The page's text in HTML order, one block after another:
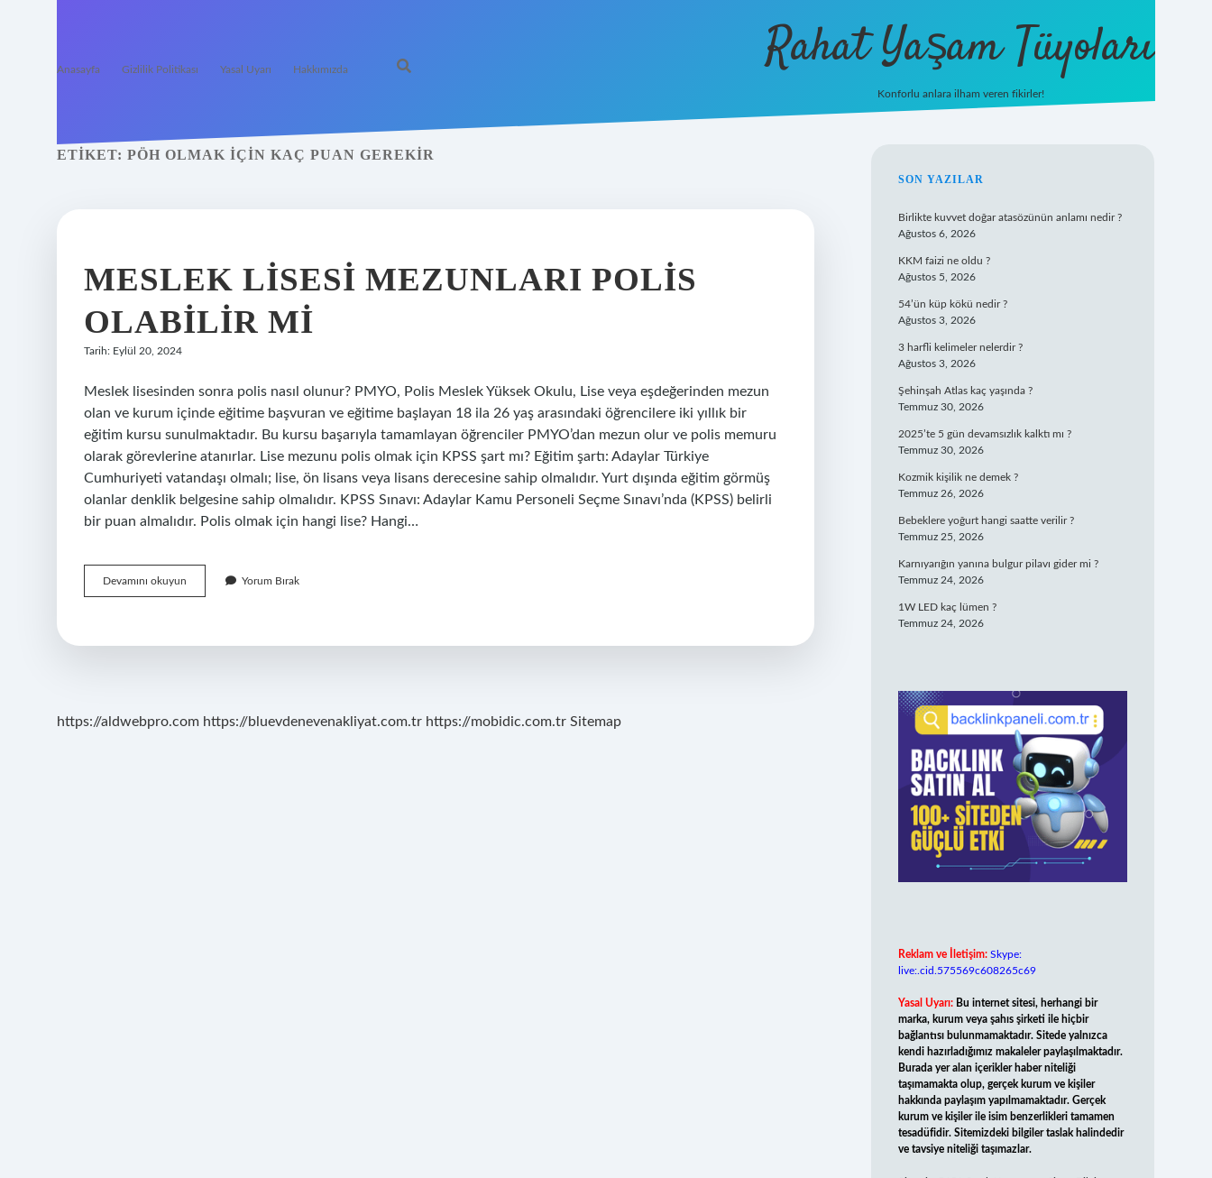
Anasayfa Gizlilik Politikası Yasal Uyarı Hakkımızda Rahat Yaşam Tüyoları
Konforlu anlara ilham veren fikirler!
ETIKET: PÖH OLMAK IÇIN KAÇ PUAN GEREKIR
MESLEK LISESI MEZUNLARI POLIS
OLABILIR MI
Tarih: Eylül 20, 2024
Meslek lisesinden sonra polis nasıl olunur? PMYO, Polis Meslek Yüksek Okulu, Lise veya eşdeğerinden mezun
olan ve kurum içinde eğitime başvuran ve eğitime başlayan 18 ila 26 yaş arasındaki öğrencilere iki yıllık bir
eğitim kursu sunulmaktadır. Bu kursu başarıyla tamamlayan öğrenciler PMYO’dan mezun olur ve polis memuru
olarak görevlerine atanırlar. Lise mezunu polis olmak için KPSS şart mı? Eğitim şartı: Adaylar Türkiye
Cumhuriyeti vatandaşı olmalı; lise, ön lisans veya lisans derecesine sahip olmalıdır. Yurt dışında eğitim görmüş
olanlar denklik belgesine sahip olmalıdır. KPSS Sınavı: Adaylar Kamu Personeli Seçme Sınavı’nda (KPSS) belirli
bir puan almalıdır. Polis olmak için hangi lise? Hangi…
Devamını okuyun
Lisesi
Olabilir
Yorum Bırak
https://aldwebpro.com https://bluevdenevenakliyat.com.tr https://mobidic.com.tr Sitemap
SIDEBAR
SON YAZILAR
Birlikte kuvvet doğar atasözünün anlamı nedir ?
Ağustos 6, 2026
KKM faizi ne oldu ?
Ağustos 5, 2026
54’ün küp kökü nedir ?
Ağustos 3, 2026
3 harfli kelimeler nelerdir ?
Ağustos 3, 2026
Şehinşah Atlas kaç yaşında ?
Temmuz 30, 2026
2025’te 5 gün devamsızlık kalktı mı ?
Temmuz 30, 2026
Kozmik kişilik ne demek ?
Temmuz 26, 2026
Bebeklere yoğurt hangi saatte verilir ?
Temmuz 25, 2026
Karnıyarığın yanına bulgur pilavı gider mi ?
Temmuz 24, 2026
1W LED kaç lümen ?
Temmuz 24, 2026
Reklam ve İletişim: Skype:
live:.cid.575569c608265c69
Yasal Uyarı: Bu internet sitesi, herhangi bir
marka, kurum veya şahıs şirketi ile hiçbir
bağlantısı bulunmamaktadır. Sitede yalnızca
kendi hazırladığımız makaleler paylaşılmaktadır.
Burada yer alan içerikler haber niteliği
taşımamakta olup, gerçek kurum ve kişiler
hakkında paylaşım yapılmamaktadır. Gerçek
kurum ve kişiler ile isim benzerlikleri tamamen
tesadüfidir. Sitemizdeki bilgiler taslak halindedir
ve tavsiye niteliği taşımazlar.